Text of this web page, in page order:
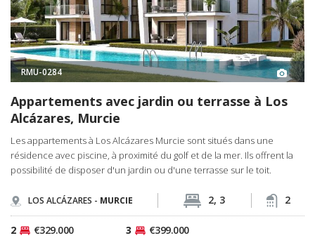
RMU-0284
Appartements avec jardin ou terrasse à Los
Alcázares, Murcie
Les appartements à Los Alcázares Murcie sont situés dans une
résidence avec piscine, à proximité du golf et de la mer. Ils offrent la
possibilité de disposer d'un jardin ou d'une terrasse sur le toit.
LOS ALCÁZARES - MURCIE 2, 3 2
2 €329.000 3 €399.000